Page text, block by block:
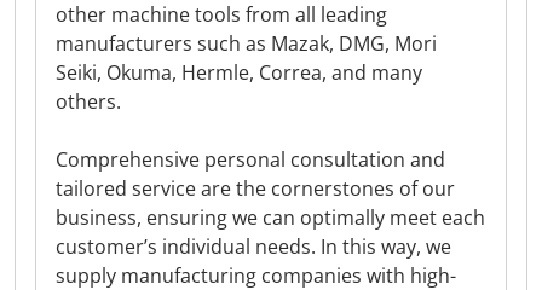
other machine tools from all leading
manufacturers such as Mazak, DMG, Mori
Seiki, Okuma, Hermle, Correa, and many
others.
Comprehensive personal consultation and
tailored service are the cornerstones of our
business, ensuring we can optimally meet each
customer’s individual needs. In this way, we
supply manufacturing companies with high-